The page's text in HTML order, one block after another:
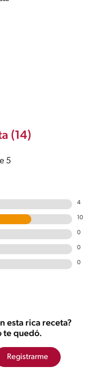
(14)
5
4
10
0
0
0
esta rica receta?
te quedó.
Registrarme